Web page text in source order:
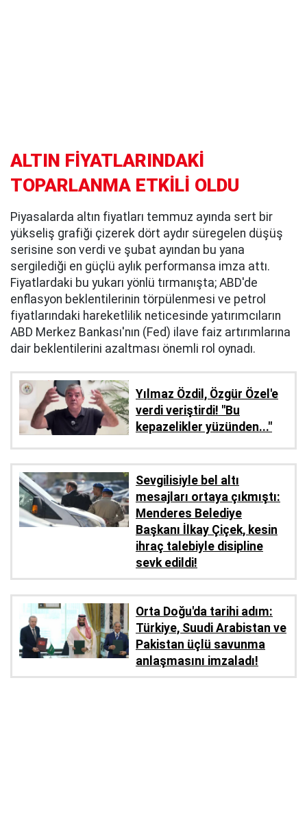
ALTIN FİYATLARINDAKİ
TOPARLANMA ETKİLİ OLDU
Piyasalarda altın fiyatları temmuz ayında sert bir
yükseliş grafiği çizerek dört aydır süregelen düşüş
serisine son verdi ve şubat ayından bu yana
sergilediği en güçlü aylık performansa imza attı.
Fiyatlardaki bu yukarı yönlü tırmanışta; ABD'de
enflasyon beklentilerinin törpülenmesi ve petrol
fiyatlarındaki hareketlilik neticesinde yatırımcıların
ABD Merkez Bankası'nın (Fed) ilave faiz artırımlarına
dair beklentilerini azaltması önemli rol oynadı.
Yılmaz Özdil, Özgür Özel'e
verdi veriştirdi! ''Bu
kepazelikler yüzünden..."
Sevgilisiyle bel altı
mesajları ortaya çıkmıştı:
Menderes Belediye
Başkanı İlkay Çiçek, kesin
ihraç talebiyle disipline
sevk edildi!
Orta Doğu'da tarihi adım:
Türkiye, Suudi Arabistan ve
Pakistan üçlü savunma
anlaşmasını imzaladı!